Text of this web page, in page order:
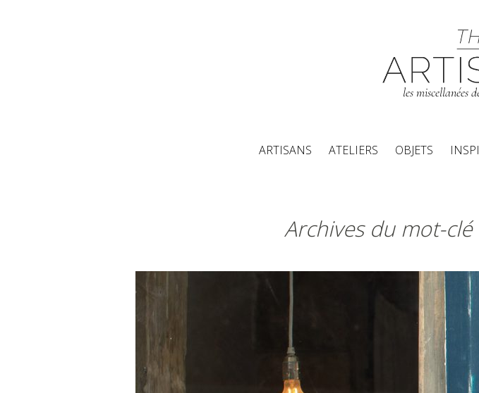
les miscellanées
ARTISANS ATELIERS OBJETS
Archives du mot-